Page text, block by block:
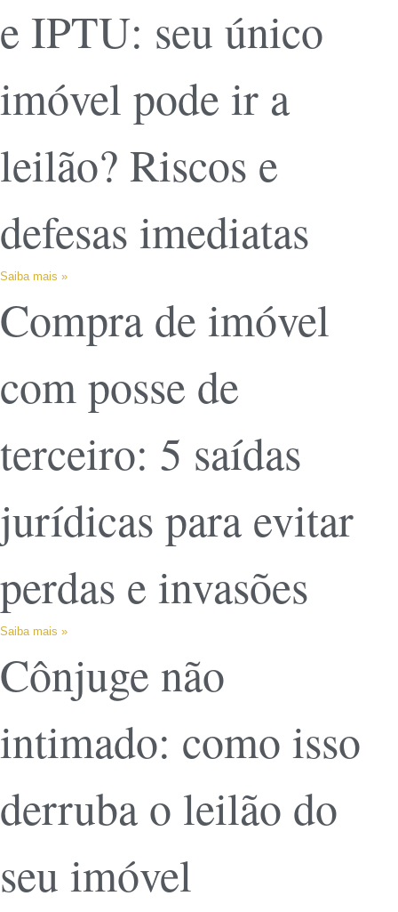
e IPTU: seu único
imóvel pode ir a
leilão? Riscos e
defesas imediatas
Saiba mais »
Compra de imóvel
com posse de
terceiro: 5 saídas
jurídicas para evitar
perdas e invasões
Saiba mais »
Cônjuge não
intimado: como isso
derruba o leilão do
seu imóvel